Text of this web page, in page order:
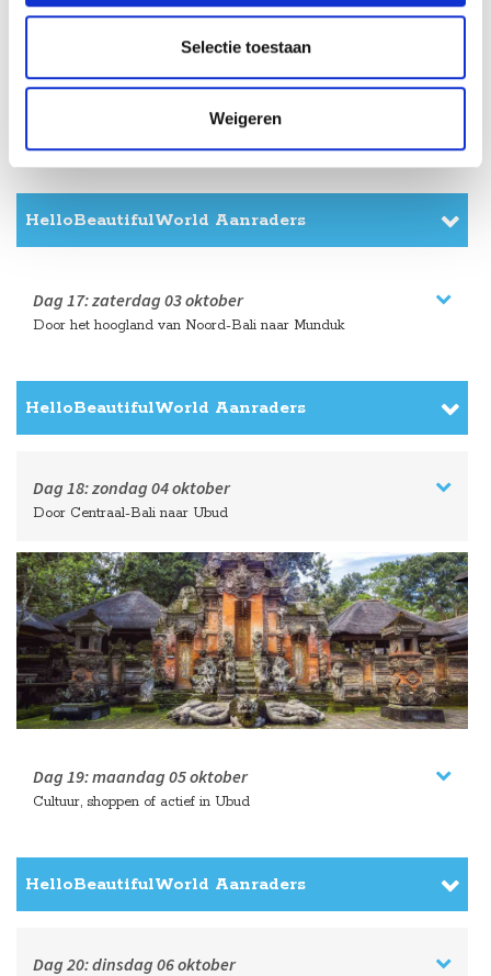
Selectie toestaan
Weigeren
02 oktober
HelloBeautifulWorld Aanraders
Dag 17:zaterdag 03 oktober
Door het hoogland van Noord-Bali naar Munduk
HelloBeautifulWorld Aanraders
Dag 18:zondag 04 oktober
Door Centraal-Bali naar Ubud
Dag 19:maandag 05 oktober
Cultuur, shoppen of actief in Ubud
HelloBeautifulWorld Aanraders
Dag 20:dinsdag 06 oktober